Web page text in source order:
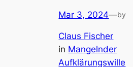
Mar 3, 2024—by
Claus Fischer
in Mangelnder
Aufklärungswille